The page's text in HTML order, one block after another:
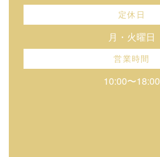
定休日
月・火曜日
営業時間
10:00〜18:00